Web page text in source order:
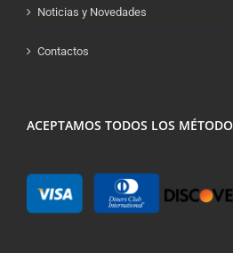
Noticias y Novedades
Contactos
ACEPTAMOS TODOS LOS